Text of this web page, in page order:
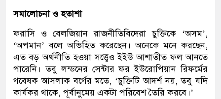
সমালোচনা ও হতাশা
ফরাসি ও বেলজিয়ান রাজনীতিবিদেরা চুক্তিকে ‘অসম’,
‘অপমান’ বলে অভিহিত করেছেন। অনেকে মনে করছেন,
এত বড় অর্থনীতি হওয়া সত্ত্বেও ইইউ আশাতীত ফল আনতে
পারেনি। তবু লন্ডনের সেন্টার ফর ইউরোপিয়ান রিফর্মের
গবেষক আসলাক বর্গের মতে, ‘চুক্তিটি আদর্শ নয়, তবু যদি
কার্যকর থাকে, পূর্বানুমেয় একটা পরিবেশ তৈরি করবে।’